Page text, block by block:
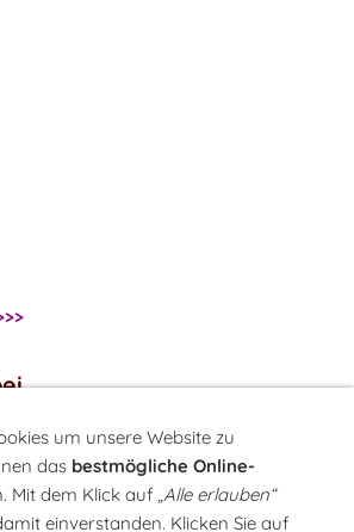
um unsere Website zu
das bestmögliche Online-
Mit dem Klick auf „Alle erlauben“
einverstanden. Klicken Sie auf